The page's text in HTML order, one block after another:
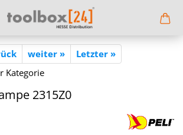
weiter »
Letzter »
Kategorie
2315Z0